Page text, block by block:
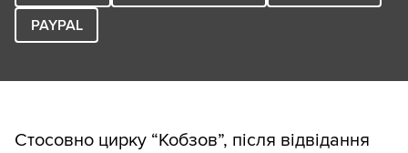
PAYPAL
Стосовно цирку “Кобзов”, після відвідання